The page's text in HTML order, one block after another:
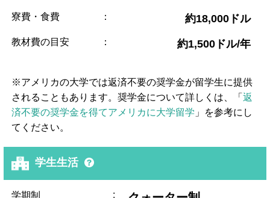
寮費・食費 ： 約18,000ドル
教材費の目安 ： 約1,500ドル/年
※アメリカの大学では返済不要の奨学金が留学生に提供
されることもあります。奨学金について詳しくは、「返
済不要の奨学金を得てアメリカに大学留学 」を参考にし
てください。
学生生活
学期制 :